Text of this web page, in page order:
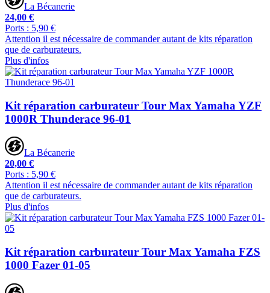
La Bécanerie
24,00 €
Ports : 5,90 €
Attention il est nécessaire de commander autant de kits réparation
que de carburateurs.
Plus d'infos
Kit réparation carburateur Tour Max Yamaha YZF
1000R Thunderace 96-01
La Bécanerie
20,00 €
Ports : 5,90 €
Attention il est nécessaire de commander autant de kits réparation
que de carburateurs.
Plus d'infos
Kit réparation carburateur Tour Max Yamaha FZS
1000 Fazer 01-05